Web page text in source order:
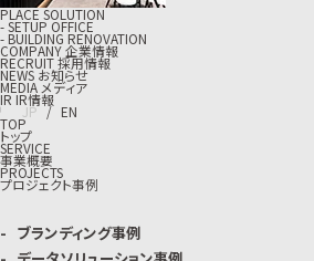
PLACE SOLUTION
- SETUP OFFICE
- BUILDING RENOVATION
COMPANY企業情報
RECRUIT採用情報
NEWSお知らせ
MEDIAメディア
IRIR情報
JP / EN
TOP
トップ
SERVICE
事業概要
PROJECTS
プロジェクト事例
ブランディング事例